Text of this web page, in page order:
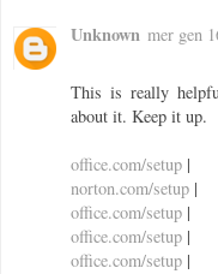
Unknown mer gen
This is really
about it. Keep it up.
office.com/setup |
norton.com/setup |
office.com/setup |
office.com/setup |
office.com/setup |